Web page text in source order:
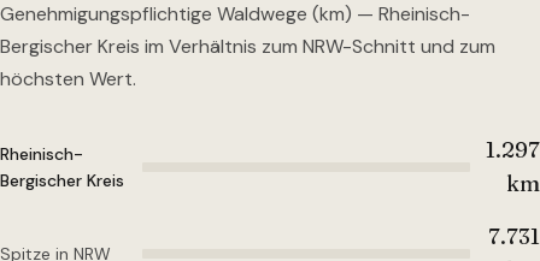
Genehmigungspflichtige Waldwege (km) — Rheinisch-
Bergischer Kreis im Verhältnis zum NRW-Schnitt und zum
höchsten Wert.
Rheinisch-
Bergischer Kreis
1.297
km
Spitze in NRW
7.731